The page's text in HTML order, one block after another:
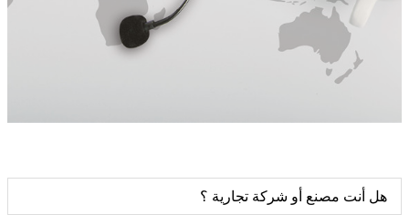
هل أنت مصنع أو شركة تجارية ؟